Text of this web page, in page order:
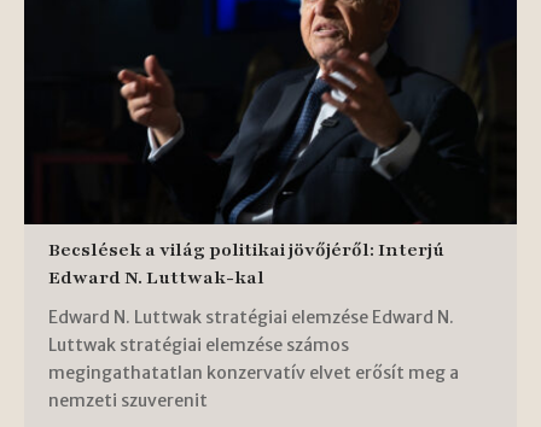
Becslések a világ politikai jövőjéről: Interjú
Edward N. Luttwak-kal
Edward N. Luttwak stratégiai elemzése Edward N.
Luttwak stratégiai elemzése számos
megingathatatlan konzervatív elvet erősít meg a
nemzeti szuverenit